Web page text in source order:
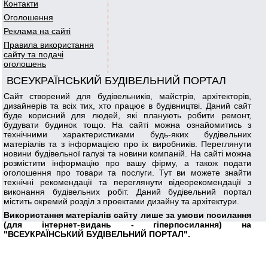
Контакти
Оголошення
Реклама на сайті
Правила використання
сайту та подачі
оголошень
ВСЕУКРАЇНСЬКИЙ БУДІВЕЛЬНИЙ ПОРТАЛ
Сайт створений для будівельників, майстрів, архітекторів,
дизайнерів та всіх тих, хто працює в будівництві. Даний сайт
буде корисний для людей, які планують робити ремонт,
будувати будинок тощо. На сайті можна ознайомитись з
технічними характеристиками будь-яких будівельних
матеріалів та з інформацією про їх виробників. Переглянути
новини будівельної галузі та новини компаній. На сайті можна
розмістити інформацію про вашу фірму, а також подати
оголошення про товари та послуги. Тут ви можете знайти
технічні рекомендації та переглянути відеорекомендації з
виконання будівельних робіт. Даний будівельний портал
містить окремий розділ з проектами дизайну та архітектури.
Використання матеріалів сайту лише за умови посилання
(для інтернет-видань - гіперпосилання) на
"ВСЕУКРАЇНСЬКИЙ БУДІВЕЛЬНИЙ ПОРТАЛ".